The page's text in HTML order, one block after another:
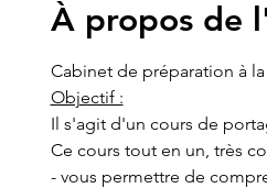
À propos de
Cabinet de préparation à
Objectif :
Il s'agit d'un cours de
Ce cours tout en un, très
- vous permettre de